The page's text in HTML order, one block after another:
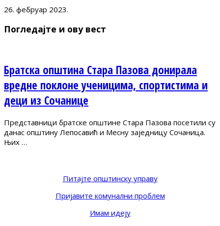
26. фебруар 2023.
Погледајте и ову вест
Братска општина Стара Пазова донирала
вредне поклоне ученицима, спортистима и
деци из Сочанице
Представници братске општине Стара Пазова посетили су
данас општину Лепосавић и Месну заједницу Сочаница.
Њих …
Питајте општинску управу
Пријавите комунални проблем
Имам идеју